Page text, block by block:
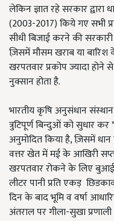
लेकिन ज्ञात रहे सरकार द्वारा
(2003-2017) किये गए सभी
सीधी बिजाई करने की
ज़िसमें मौसम खराब या
खरपतवार प्रकोप ज्यादा
नुक्सान होता है.
भारतीय कृषि अनुसंधान
त्रुटिपूर्ण बिन्दुओं को सुधार
अनुमोदित किया है, ज़िसमें
वत्तर खेत में मई के आखिरी
खरपतवार रोकने के लिए
लीटर पानी प्रति एकड़
दिन के बाद भूमि व वर्षा
अंतराल पर गीला-सुखा